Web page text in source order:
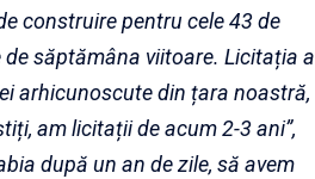
construire pentru cele 43 de
săptămâna viitoare. Licitația a
arhicunoscute din țara noastră,
am licitații de acum 2-3 ani”,
după un an de zile, să avem